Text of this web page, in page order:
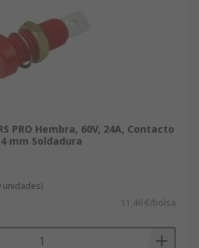
PRO Hembra, 60V, 24A, Contacto
mm Soldadura
unidades)
11,46 €/bolsa